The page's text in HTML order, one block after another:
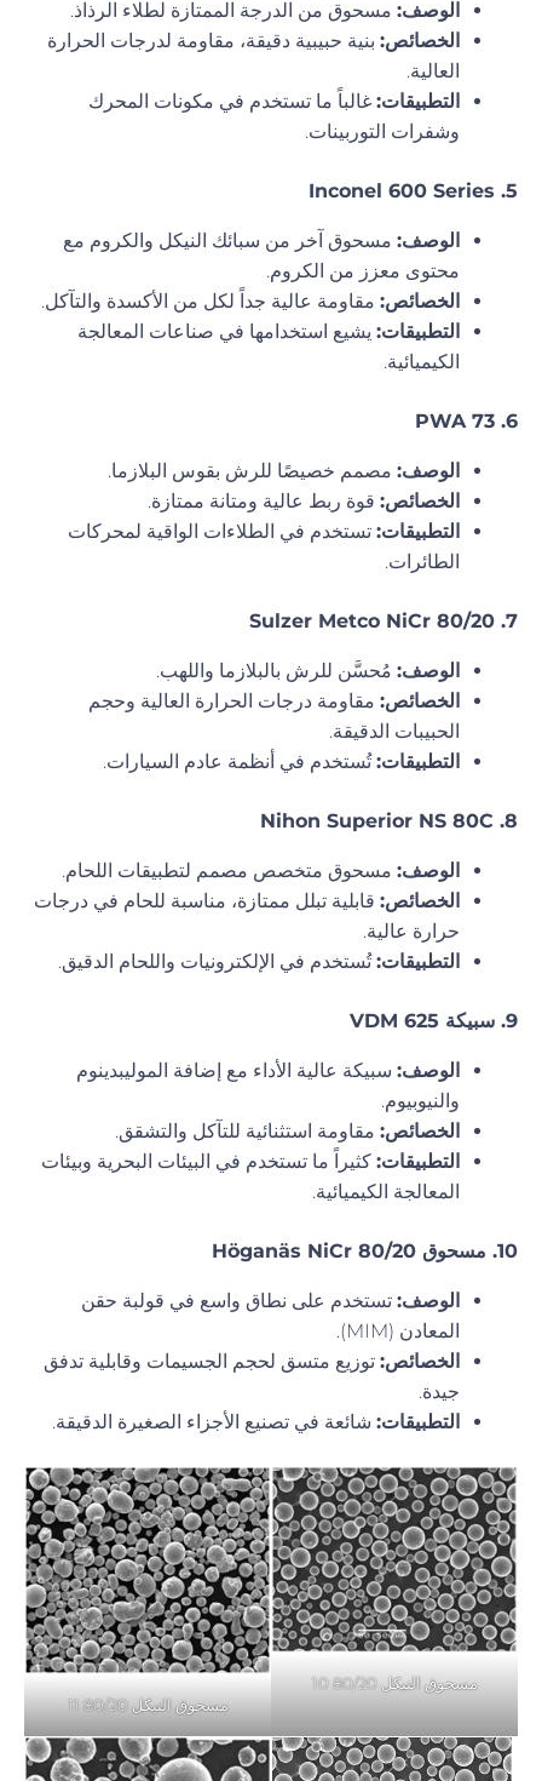
الوصف:مسحوق من الدرجة الممتازة لطلاء الرذاذ.
الخصائص:بنية حبيبية دقيقة، مقاومة لدرجات الحرارة
العالية.
التطبيقات:غالباً ما تستخدم في مكونات المحرك
وشفرات التوربينات.
5. Inconel 600 Series
الوصف:مسحوق آخر من سبائك النيكل والكروم مع
محتوى معزز من الكروم.
الخصائص:مقاومة عالية جداً لكل من الأكسدة والتآكل.
التطبيقات:يشيع استخدامها في صناعات المعالجة
الكيميائية.
6. PWA 73
الوصف:مصمم خصيصًا للرش بقوس البلازما.
الخصائص:قوة ربط عالية ومتانة ممتازة.
التطبيقات:تستخدم في الطلاءات الواقية لمحركات
الطائرات.
7. Sulzer Metco NiCr 80/20
الوصف:مُحسَّن للرش بالبلازما واللهب.
الخصائص:مقاومة درجات الحرارة العالية وحجم
الحبيبات الدقيقة.
التطبيقات:تُستخدم في أنظمة عادم السيارات.
8. Nihon Superior NS 80C
الوصف:مسحوق متخصص مصمم لتطبيقات اللحام.
الخصائص:قابلية تبلل ممتازة، مناسبة للحام في درجات
حرارة عالية.
التطبيقات:تُستخدم في الإلكترونيات واللحام الدقيق.
9. سبيكة VDM 625
الوصف:سبيكة عالية الأداء مع إضافة الموليبدينوم
والنيوبيوم.
الخصائص:مقاومة استثنائية للتآكل والتشقق.
التطبيقات:كثيراً ما تستخدم في البيئات البحرية وبيئات
المعالجة الكيميائية.
10. مسحوق Höganäs NiCr 80/20
الوصف:تستخدم على نطاق واسع في قولبة حقن
المعادن (MIM).
الخصائص:توزيع متسق لحجم الجسيمات وقابلية تدفق
جيدة.
التطبيقات:شائعة في تصنيع الأجزاء الصغيرة الدقيقة.
مسحوق النيكل 80/20 10
مسحوق النيكل 80/20 11